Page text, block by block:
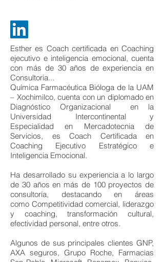
Esther es Coach certificada en Coaching
ejecutivo e inteligencia emocional, cuenta
con más de 30 años de experiencia en
Consultoria...
Química Farmacéutica Bióloga de la UAM
– Xochimilco, cuenta con un diplomado en
Diagnóstico Organizacional en la
Universidad Intercontinental y
Especialidad en Mercadotecnia de
Servicios, es Coach Certificada en
Coaching Ejecutivo Estratégico e
Inteligencia Emocional.
Ha desarrollado su experiencia a lo largo
de 30 años en más de 100 proyectos de
consultoría, destacando en áreas
como Competitividad comercial, liderazgo
y coaching, transformación cultural,
efectividad personal, entre otros.
Algunos de sus principales clientes GNP,
AXA seguros, Grupo Roche, Farmacias